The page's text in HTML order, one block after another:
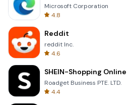
Microsoft Corporation
4.8
Reddit
reddit Inc.
4.6
SHEIN-Shopping Online
Roadget Business PTE. LTD.
4.4